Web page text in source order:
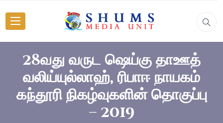
28வது வருட ஷெய்கு தாஊத்
வலிய்யுல்லாஹ், ரிபாஈ நாயகம்
கந்தூரி நிகழ்வுகளின் தொகுப்பு
– 2019